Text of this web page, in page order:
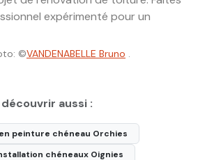
expérimenté pour un
©VANDENABELLE Bruno .
découvrir aussi :
en peinture chéneau Orchies
chéneaux Oignies